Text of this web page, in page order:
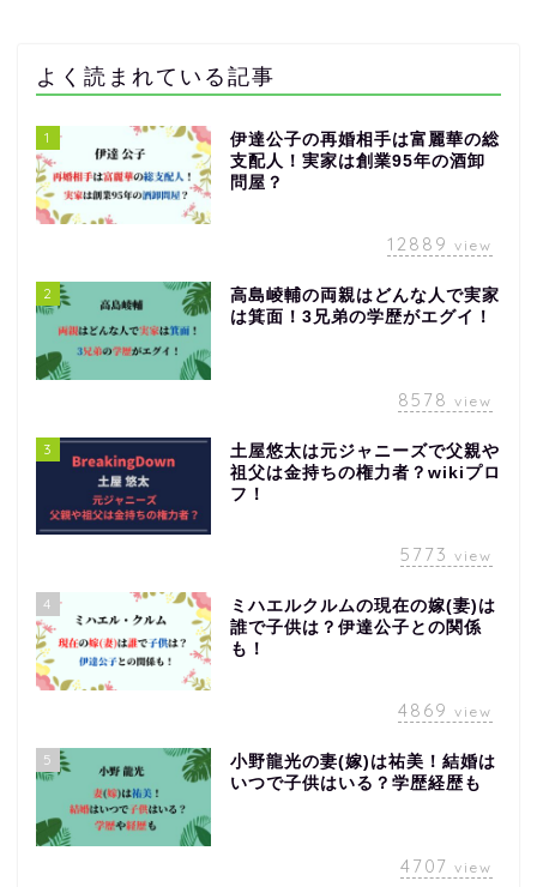
よく読まれている記事
1
伊達公子の再婚相手は富麗華の総
支配人！実家は創業95年の酒卸
問屋？
12889 view
2
高島崚輔の両親はどんな人で実家
は箕面！3兄弟の学歴がエグイ！
8578 view
3
土屋悠太は元ジャニーズで父親や
祖父は金持ちの権力者？wikiプロ
フ！
5773 view
4
ミハエルクルムの現在の嫁(妻)は
誰で子供は？伊達公子との関係
も！
4869 view
5
小野龍光の妻(嫁)は祐美！結婚は
いつで子供はいる？学歴経歴も
4707 view